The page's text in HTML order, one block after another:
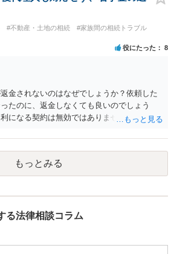
#不動産・土地の相続
#家族間の相続トラブル
役にたった 8
金されないのはなぜでしょうか？依頼した
たのに、返金しなくても良いのでしょう
利になる契約は無効ではありませんか？
れた弁護士が所属する弁護士会に相談さ
。 倒れた弁護士は脳梗塞で倒れたようで
復代理を倒れた弁護士の判断で復代理を
理人の選任は有効なのかという問題もあ
もっとみる
る法律相談コラム